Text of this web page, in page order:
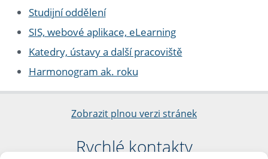
Studijní oddělení
SIS, webové aplikace, eLearning
Katedry, ústavy a další pracoviště
Harmonogram ak. roku
Zobrazit plnou verzi stránek
Rychlé kontakty